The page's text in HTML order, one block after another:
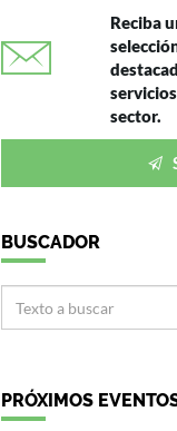
Reciba
sector.
BUSCADOR
PRÓXIMOS